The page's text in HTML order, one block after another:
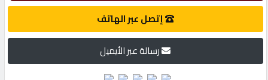
مميزة
إتصل عبر الهاتف
رسالة عبر الأيميل